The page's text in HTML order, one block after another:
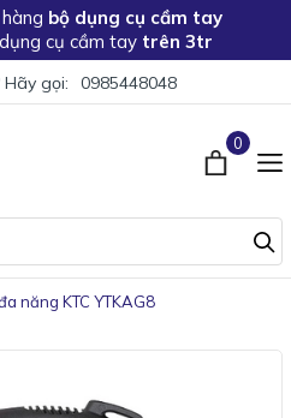
bộ dụng cụ cầm tay
cụ cầm tay trên 3tr
Hãy gọi: 0985448048
0
năng KTC YTKAG8